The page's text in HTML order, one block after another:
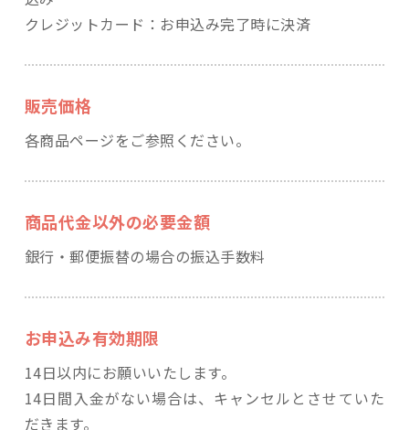
クレジットカード：お申込み完了時に決済
販売価格
各商品ページをご参照ください。
商品代金以外の必要金額
銀行・郵便振替の場合の振込手数料
お申込み有効期限
14日以内にお願いいたします。
14日間入金がない場合は、キャンセルとさせていた
だきます。